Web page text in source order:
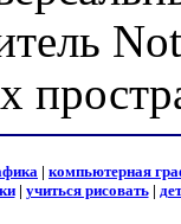
| компьютерная
| учиться рисовать|